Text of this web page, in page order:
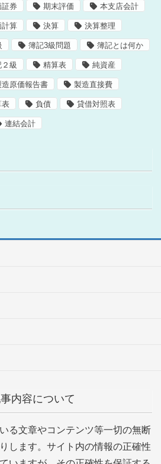
券 期末評価 本支店会計
計算 決算 決算整理
簿記3級問題 簿記とは何か
級 精算表 純資産
造原価報告書 製造直接費
表 負債 貸借対照表
連結会計
内容について
る文章やコンテンツ等一切の無断
します。サイト内の情報の正確性